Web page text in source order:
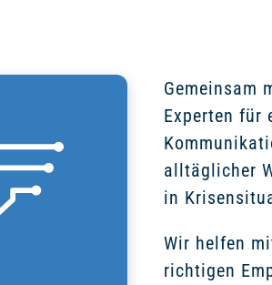
Gemeinsam
Experten für
alltäglicher
in
Wir helfen
richtigen